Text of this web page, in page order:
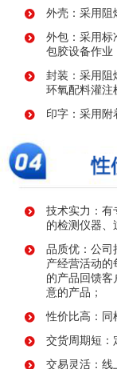
外壳：采用阻
外包：采用标
包胶设备作业
封装：采用阻
环氧配料灌注
印字：采用附
技术实力：有
的检测仪器、
品质优：公司
产经营活动的
的产品回馈
意的产品；
性价比高：
交货周期短：
交易灵活：线